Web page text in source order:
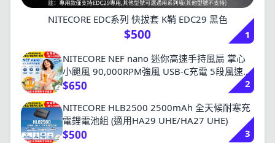
NITECORE EDC系列 快拔套 K鞘 EDC29 黑色
$500
1
NITECORE NEF nano 迷你高速手持風扇 掌心
小颶風 90,000RPM強風 USB-C充電 5段風速
僅81克
$650
2
NITECORE HLB2500 2500mAh 全天候耐寒充
電鋰電池組 (適用HA29 UHE/HA27 UHE)
$500
3